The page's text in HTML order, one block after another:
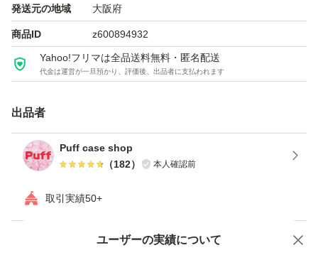
発送元の地域 大阪府
商品ID z600894932
Yahoo!フリマは全品送料無料・匿名配送
代金は運営が一旦預かり、評価後、出品者に支払われます
出品者
Puff case shop
（182） 本人確認前
取引実績50+
ユーザーの実績について
価格の相談 商品への質問